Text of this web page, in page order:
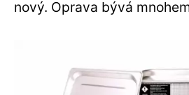
nový. Oprava bývá